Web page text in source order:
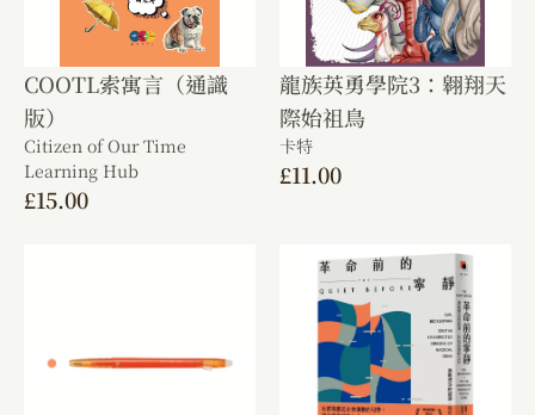
COOTL索寓言（通識
版）
Citizen of Our Time
Learning Hub
£15.00
龍族英勇學院3：翱翔天
際始祖鳥
卡特
£11.00